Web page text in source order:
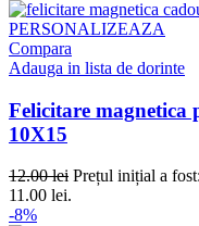
PERSONALIZEAZA
Compara
Adauga in lista de dorinte
Felicitare magnetica
10X15
12.00lei Prețul inițial a
11.00 lei.
-8%